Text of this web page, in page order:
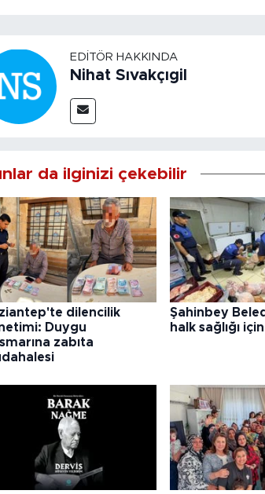
EDITÖR HAKKINDA
Nihat Sıvakçıgil
da ilginizi çekebilir
dilencilik
Duygu
zabıta
Şahinbey
halk sağlığı